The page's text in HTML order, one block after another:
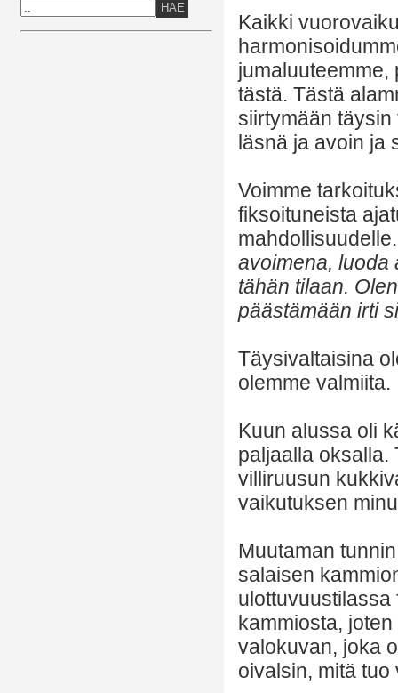
HAE
Kaikki
jumaluuteemme,
tästä. Tästä
siirtymään
läsnä ja avoin ja
Voimme
fiksoituneista
avoimena, luoda
tähän tilaan.
päästämään irti
Täysivaltaisina
olemme valmiita.
Kuun alussa oli
paljaalla oksalla.
villiruusun
vaikutuksen
Muutaman
salaisen
kammiosta,
valokuvan, joka
oivalsin, mitä